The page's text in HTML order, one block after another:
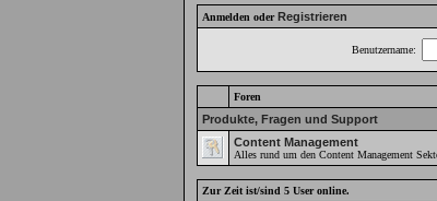
Anmelden oderRegistrieren
Benutzername:
Foren
Produkte, Fragen und Support
Content Management
Alles rund um den Content Management
Zur Zeit ist/sind 5 User online.